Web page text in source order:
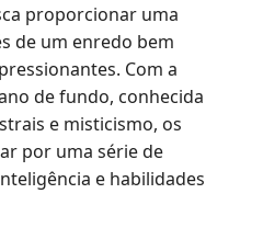
proporcionar uma
de um enredo bem
Com a
de fundo, conhecida
e misticismo, os
por uma série de
e habilidades